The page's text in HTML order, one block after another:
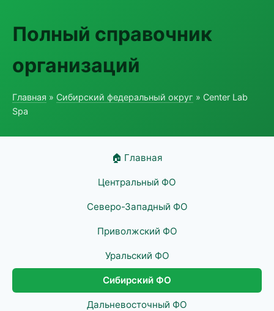
Полный справочник
организаций
Главная » Сибирский федеральный округ » Center Lab
Spa
🏠 Главная
Центральный ФО
Северо-Западный ФО
Приволжский ФО
Уральский ФО
Сибирский ФО
Дальневосточный ФО